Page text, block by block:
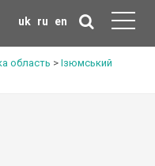
uk ru en
область > Ізюмський